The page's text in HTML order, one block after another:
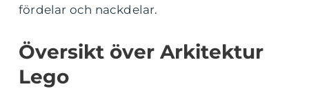
fördelar och nackdelar.
Översikt över Arkitektur
Lego